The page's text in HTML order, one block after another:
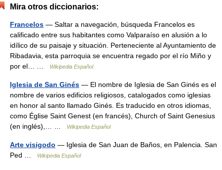
Mira otros diccionarios:
Francelos — Saltar a navegación, búsqueda Francelos es
calificado entre sus habitantes como Valparaíso en alusión a lo
idílico de su paisaje y situación. Perteneciente al Ayuntamiento de
Ribadavia, esta parroquia se encuentra regado por el río Miño y
por el… …
Wikipedia Español
Iglesia de San Ginés — El nombre de Iglesia de San Ginés es el
nombre de varios edificios religiosos, catalogados como iglesias
en honor al santo llamado Ginés. Es traducido en otros idiomas,
como Église Saint Genest (en francés), Church of Saint Genesius
(en inglés),… …
Wikipedia Español
Arte visigodo — Iglesia de San Juan de Baños, en Palencia. San
Ped …
Wikipedia Español